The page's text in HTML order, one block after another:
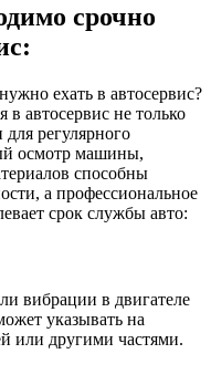
срочно
в автосервис не только
регулярного
осмотр машины,
способны
а профессиональное
срок службы авто:
вибрации в двигателе
указывать на
или другими частями.